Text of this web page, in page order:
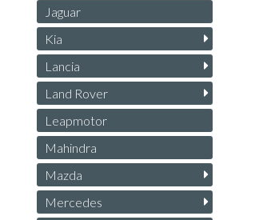
Jaguar
Kia
Lancia
Land Rover
Leapmotor
Mahindra
Mazda
Mercedes